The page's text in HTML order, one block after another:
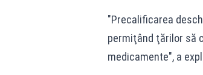
"Precalificarea
permiţând ţărilor să
medicamente", a